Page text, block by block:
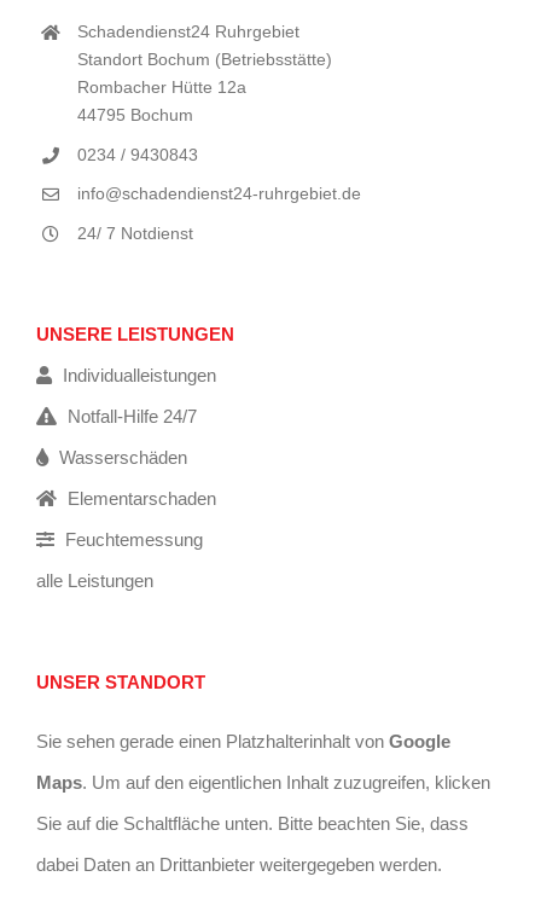
Schadendienst24 Ruhrgebiet
Standort Bochum (Betriebsstätte)
Rombacher Hütte 12a
44795 Bochum
0234 / 9430843
info@schadendienst24-ruhrgebiet.de
24/ 7 Notdienst
UNSERE LEISTUNGEN
Individualleistungen
Notfall-Hilfe 24/7
Wasserschäden
Elementarschaden
Feuchtemessung
alle Leistungen
UNSER STANDORT
Sie sehen gerade einen Platzhalterinhalt von Google
Maps. Um auf den eigentlichen Inhalt zuzugreifen, klicken
Sie auf die Schaltfläche unten. Bitte beachten Sie, dass
dabei Daten an Drittanbieter weitergegeben werden.